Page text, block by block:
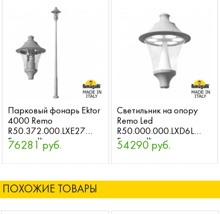
Парковый фонарь Ektor
4000 Remo
R50.372.000.LXE27
Fumagalli
76281 руб.
Светильник на опору
Remo Led
R50.000.000.LXD6L
Fumagalli
54290 руб.
ПОХОЖИЕ ТОВАРЫ